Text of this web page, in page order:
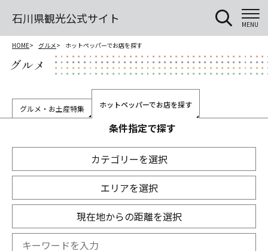
石川県観光公式サイト MENU
HOME グルメ ホットペッパーでお店を探す
グルメ
グルメ・お土産特集 ホットペッパーでお店を探す
条件指定で探す
カテゴリーを選択
エリアを選択
現在地からの距離を選択